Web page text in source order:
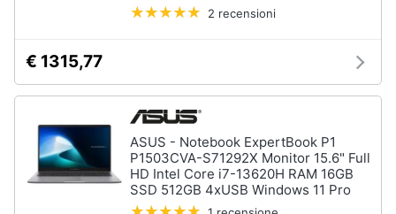
2 recensioni
€ 1315,77
ASUS - Notebook ExpertBook P1
P1503CVA-S71292X Monitor 15.6" Full
HD Intel Core i7-13620H RAM 16GB
SSD 512GB 4xUSB Windows 11 Pro